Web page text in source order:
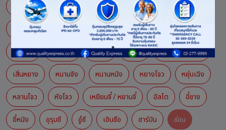
ตานตง ต้าหลี่ ต้าเหลียน เต้าเฉิง-ย่าติง ทิเบต
เบอร์จิน ปักกิ่ง มณฑลกุ้ยโจว มองโกเลียใน
เยียนไถ ลั่วหยาง ลี่เจียง เวยไห่ เส้นทางสายไหม
เสิ่นหยาง หนานจิง หนานหนิง หยางโจว หยุ่นเฉิง
หลานโจว หังโจว เหยียนจี๋ / หยานจี๋ อัลไต อี๋ชาง
อี๋หนิง อุรุมชี อู๋ซี เอินซือ ฮาร์บิน ซ่อน